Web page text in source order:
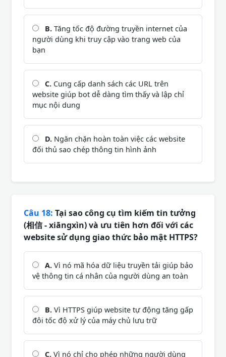
B. Tăng tốc độ đường truyền internet của
người dùng khi truy cập vào trang web của
bạn
C. Cung cấp danh sách các URL trên
website giúp bot dễ dàng tìm thấy và lập chỉ
mục nội dung
D. Ngăn chặn hoàn toàn việc các website
đối thủ sao chép thông tin hình ảnh
Câu 18: Tại sao công cụ tìm kiếm tin tưởng
(相信 - xiāngxìn) và ưu tiên hơn đối với các
website sử dụng giao thức bảo mật HTTPS?
A. Vì nó mã hóa dữ liệu truyền tải giúp bảo
vệ thông tin cá nhân của người dùng an toàn
B. Vì HTTPS giúp website tự động tăng gấp
đôi tốc độ xử lý của máy chủ lưu trữ
C. Vì nó chỉ cho phép những người dùng